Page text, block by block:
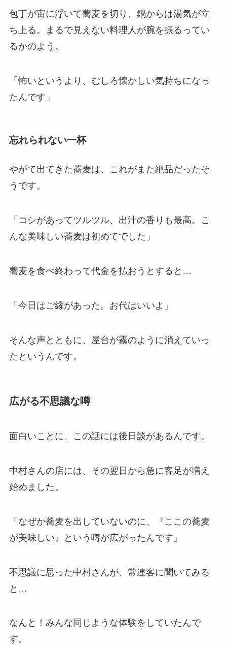
包丁が宙に浮いて蕎麦を切り、鍋からは湯気が立
ち上る。まるで見えない料理人が腕を振るってい
るかのよう。
「怖いというより、むしろ懐かしい気持ちになっ
たんです」
忘れられない一杯
やがて出てきた蕎麦は、これがまた絶品だったそ
うです。
「コシがあってツルツル、出汁の香りも最高。こ
んな美味しい蕎麦は初めてでした」
蕎麦を食べ終わって代金を払おうとすると…
「今日はご縁があった。お代はいいよ」
そんな声とともに、屋台が霧のように消えていっ
たというんです。
広がる不思議な噂
面白いことに、この話には後日談があるんです。
中村さんの店には、その翌日から急に客足が増え
始めました。
「なぜか蕎麦を出していないのに、『ここの蕎麦
が美味しい』という噂が広がったんです」
不思議に思った中村さんが、常連客に聞いてみる
と…
なんと！みんな同じような体験をしていたんで
す。